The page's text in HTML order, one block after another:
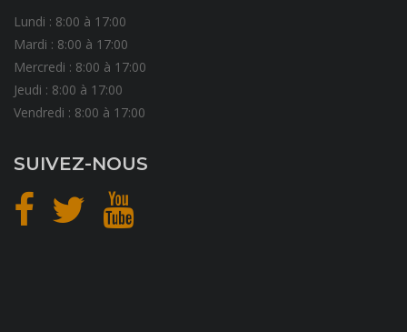
Lundi : 8:00 à 17:00
Mardi : 8:00 à 17:00
Mercredi : 8:00 à 17:00
Jeudi : 8:00 à 17:00
Vendredi : 8:00 à 17:00
SUIVEZ-NOUS